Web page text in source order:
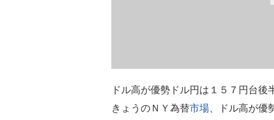
ドル高が優勢ドル円は１５７円台
きょうのＮＹ為替市場 、ドル高が